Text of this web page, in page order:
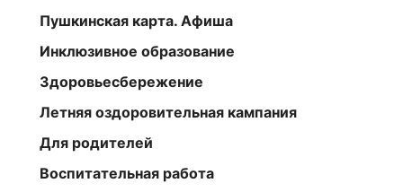
Пушкинская карта. Афиша
Инклюзивное образование
Здоровьесбережение
Летняя оздоровительная кампания
Для родителей
Воспитательная работа